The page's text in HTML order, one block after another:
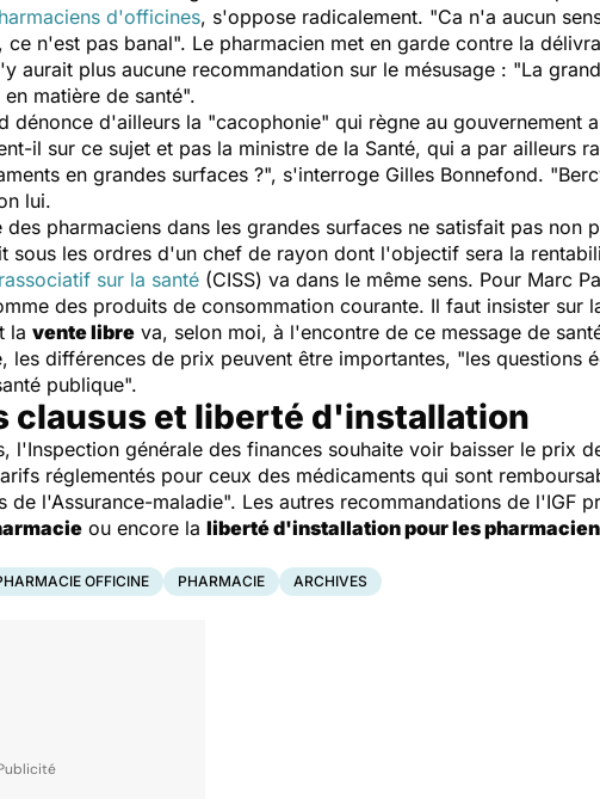
d'officines, s'oppose radicalement. "Ca n'a aucun
ce n'est pas banal". Le pharmacien met en garde contre la
aurait plus aucune recommandation sur le mésusage : "La
matière de santé".
dénonce d'ailleurs la "cacophonie" qui règne au gouvernement
il sur ce sujet et pas la ministre de la Santé, qui a par ailleurs
en grandes surfaces ?", s'interroge Gilles Bonnefond.
lui.
des pharmaciens dans les grandes surfaces ne satisfait pas non
sous les ordres d'un chef de rayon dont l'objectif sera la
sur la santé (CISS) va dans le même sens. Pour Marc
des produits de consommation courante. Il faut insister sur
la vente libre va, selon moi, à l'encontre de ce message de
les différences de prix peuvent être importantes, "les questions
publique".
clausus et liberté d'installation
l'Inspection générale des finances souhaite voir baisser le prix
réglementés pour ceux des médicaments qui sont
de l'Assurance-maladie". Les autres recommandations de l'IGF
ou encore la liberté d'installation pour les
OFFICINE PHARMACIE ARCHIVES